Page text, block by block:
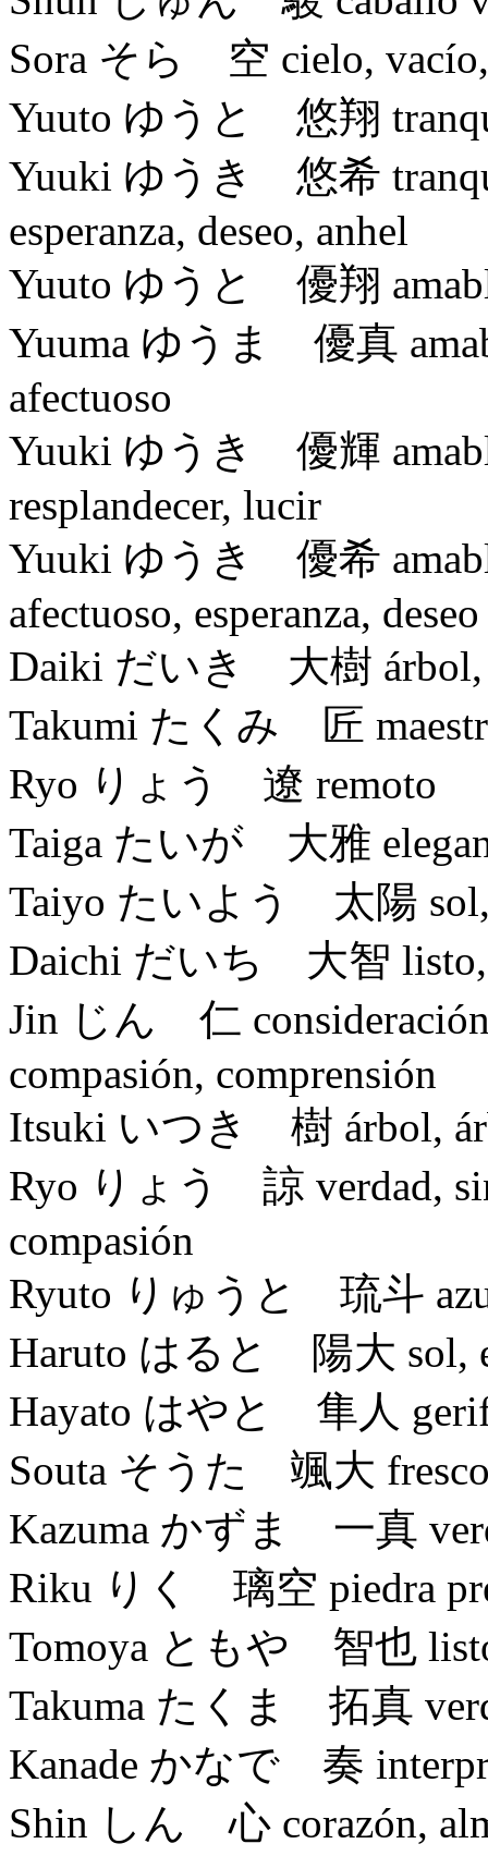
Sora そら 空 cielo, vacío,
Yuuto ゆうと 悠翔
Yuuki ゆうき 悠希
esperanza, deseo, anhel
Yuuto ゆうと 優翔
Yuuma ゆうま 優真
afectuoso
Yuuki ゆうき 優輝
resplandecer, lucir
Yuuki ゆうき 優希
afectuoso, esperanza, deseo
Daiki だいき 大樹 árbol,
Takumi たくみ 匠
Ryo りょう 遼 remoto
Taiga たいが 大雅
Taiyo たいよう 太陽 sol,
Daichi だいち 大智 listo,
Jin じん 仁
compasión, comprensión
Itsuki いつき 樹 árbol,
Ryo りょう 諒 verdad,
compasión
Ryuto りゅうと 琉斗
Haruto はると 陽大 sol,
Hayato はやと 隼人
Souta そうた 颯大
Kazuma かずま 一真
Riku りく 璃空 piedra
Tomoya ともや 智也
Takuma たくま 拓真
Kanade かなで 奏
Shin しん 心 corazón,